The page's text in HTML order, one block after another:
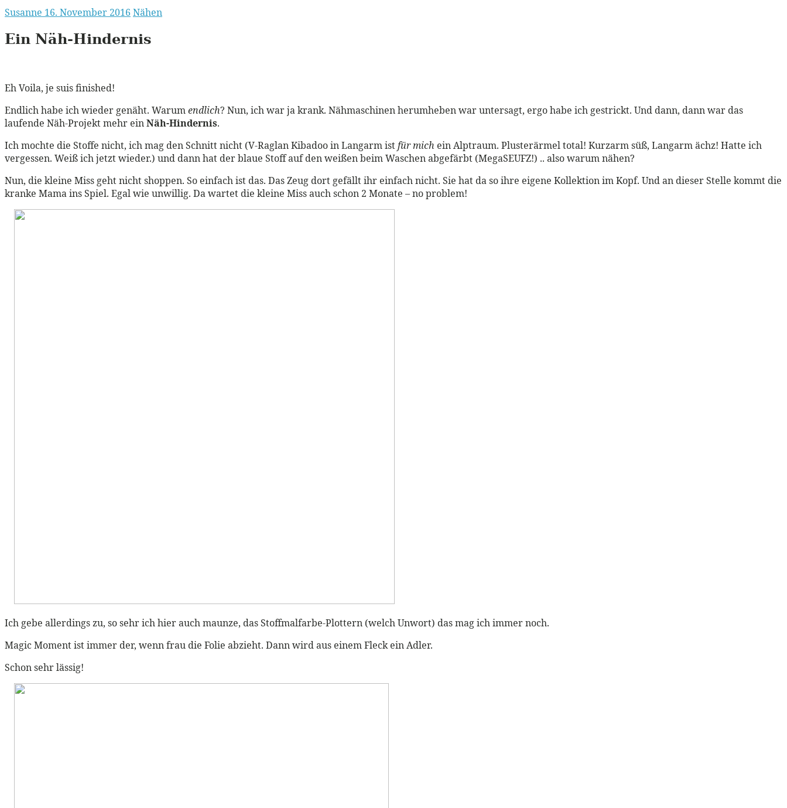
Susanne 16. November 2016 Nähen
Ein Näh-Hindernis
Eh Voila, je suis finished!
Endlich habe ich wieder genäht. Warumendlich? Nun, ich war ja krank. Nähmaschinen herumheben war untersagt, ergo habe ich gestrickt. Und dann, dann war das
laufende Näh-Projekt mehr einNäh-Hindernis.
Ich mochte die Stoffe nicht, ich mag den Schnitt nicht (V-Raglan Kibadoo in Langarm istfür mich ein Alptraum. Plusterärmel total! Kurzarm süß, Langarm ächz! Hatte ich
vergessen. Weiß ich jetzt wieder.) und dann hat der blaue Stoff auf den weißen beim Waschen abgefärbt (MegaSEUFZ!) .. also warum nähen?
Nun, die kleine Miss geht nicht shoppen. So einfach ist das. Das Zeug dort gefällt ihr einfach nicht. Sie hat da so ihre eigene Kollektion im Kopf. Und an dieser Stelle kommt die
kranke Mama ins Spiel. Egal wie unwillig. Da wartet die kleine Miss auch schon 2 Monate – no problem!
Ich gebe allerdings zu, so sehr ich hier auch maunze, das Stoffmalfarbe-Plottern (welch Unwort) das mag ich immer noch.
Magic Moment ist immer der, wenn frau die Folie abzieht. Dann wird aus einem Fleck ein Adler.
Schon sehr lässig!